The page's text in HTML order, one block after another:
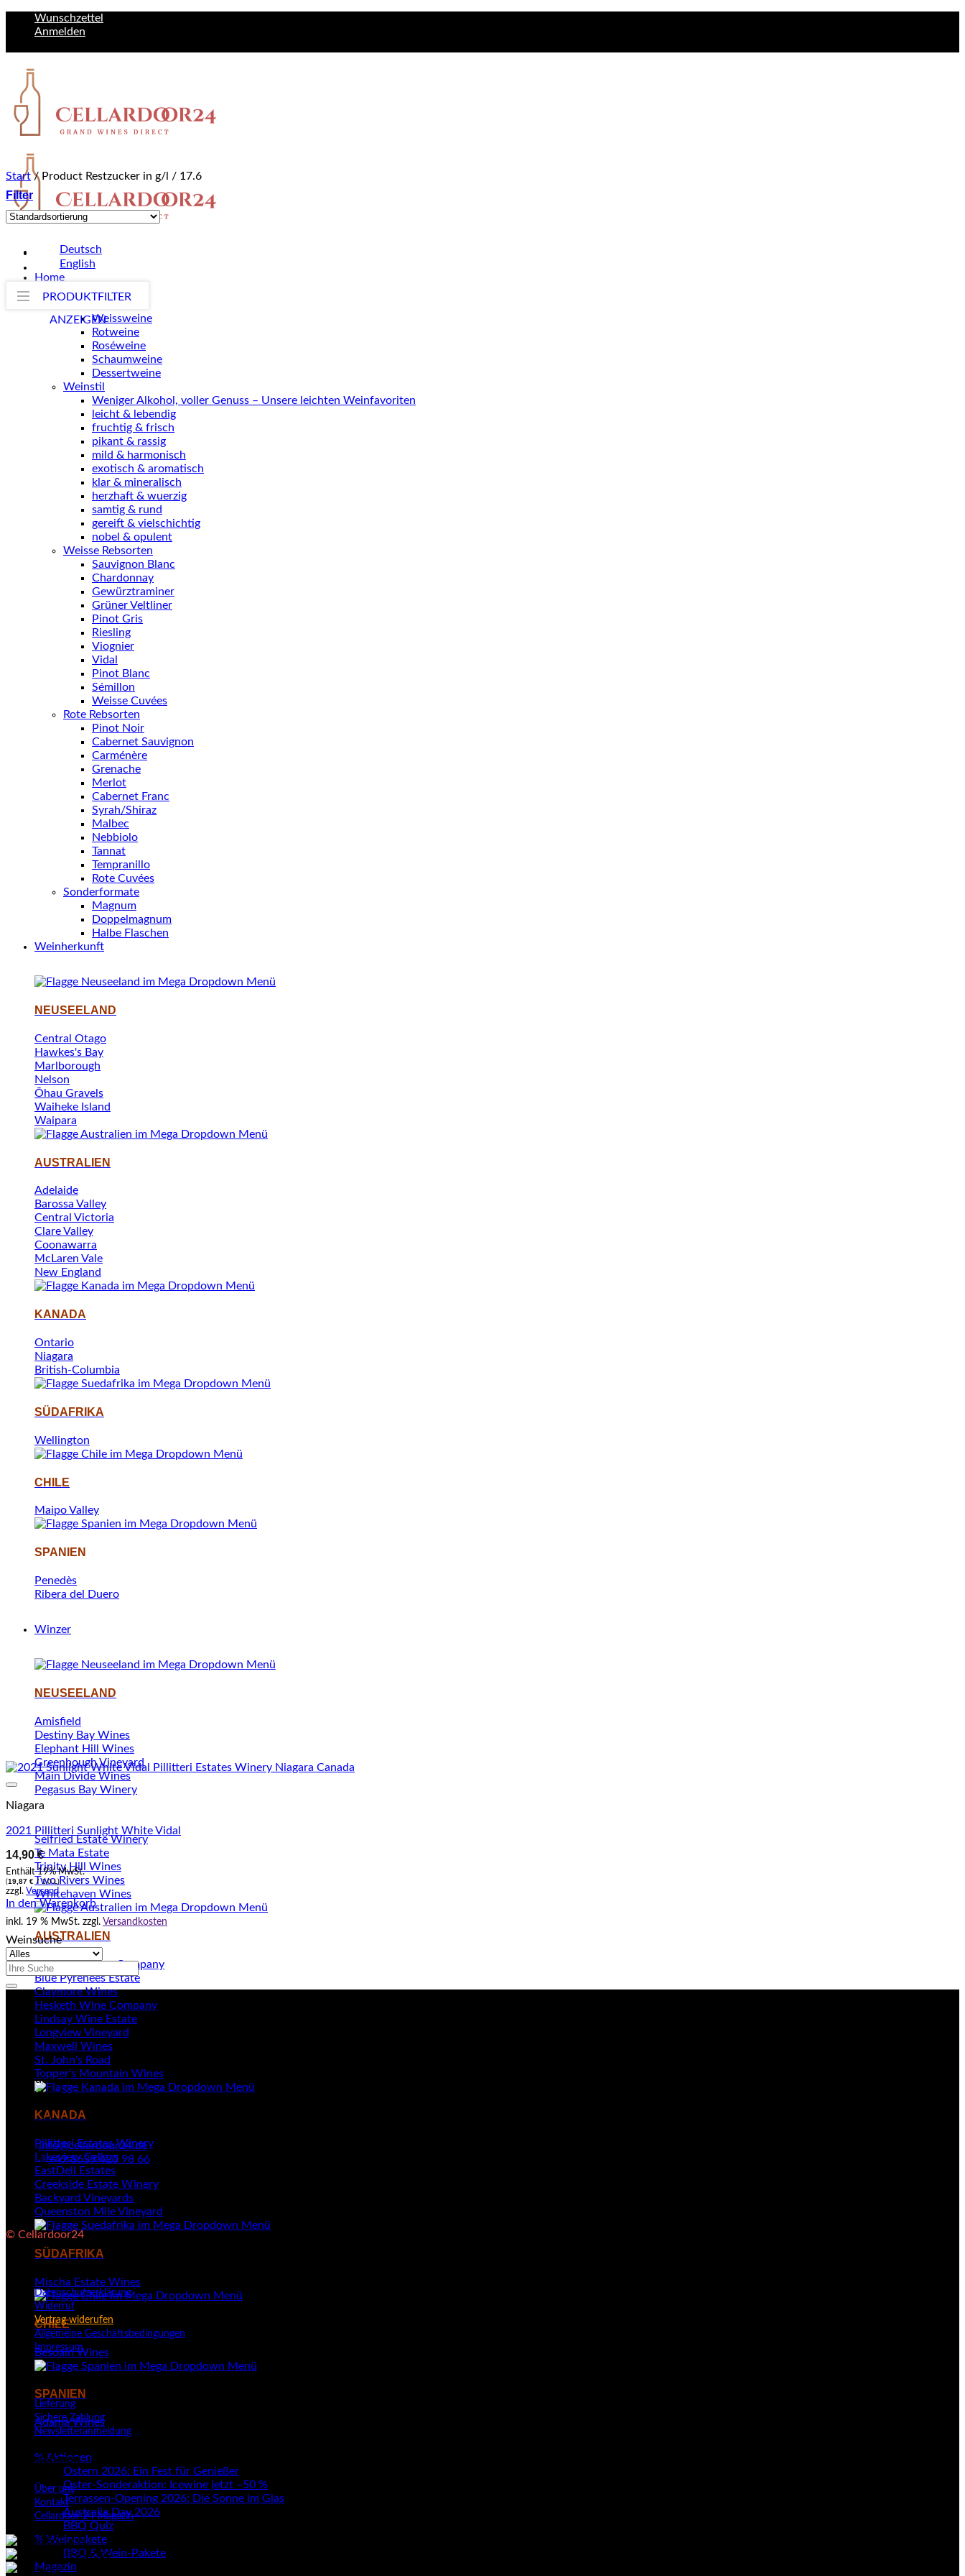
Wunschzettel
Anmelden
Deutsch
English
Home
Weine
Weissweine
Rotweine
Roséweine
Schaumweine
Dessertweine
Weinstil
Weniger Alkohol, voller Genuss – Unsere leichten Weinfavoriten
leicht & lebendig
fruchtig & frisch
pikant & rassig
mild & harmonisch
exotisch & aromatisch
klar & mineralisch
herzhaft & wuerzig
samtig & rund
gereift & vielschichtig
nobel & opulent
Weisse Rebsorten
Sauvignon Blanc
Chardonnay
Gewürztraminer
Grüner Veltliner
Pinot Gris
Riesling
Viognier
Vidal
Pinot Blanc
Sémillon
Weisse Cuvées
Rote Rebsorten
Pinot Noir
Cabernet Sauvignon
Carménère
Grenache
Merlot
Cabernet Franc
Syrah/Shiraz
Malbec
Nebbiolo
Tannat
Tempranillo
Rote Cuvées
Sonderformate
Magnum
Doppelmagnum
Halbe Flaschen
Weinherkunft
NEUSEELAND
Central Otago
Hawkes's Bay
Marlborough
Nelson
Ōhau Gravels
Waiheke Island
Waipara
AUSTRALIEN
Adelaide
Barossa Valley
Central Victoria
Clare Valley
Coonawarra
McLaren Vale
New England
KANADA
Ontario
Niagara
British-Columbia
SÜDAFRIKA
Wellington
CHILE
Maipo Valley
SPANIEN
Penedès
Ribera del Duero
Winzer
NEUSEELAND
Amisfield
Destiny Bay Wines
Elephant Hill Wines
Greenhough Vineyard
Main Divide Wines
Pegasus Bay Winery
Seifried Estate Winery
Te Mata Estate
Trinity Hill Wines
Two Rivers Wines
Whitehaven Wines
AUSTRALIEN
Aberdeen Wine Company
Blue Pyrenees Estate
Claymore Wines
Hesketh Wine Company
Lindsay Wine Estate
Longview Vineyard
Maxwell Wines
St. John's Road
Topper's Mountain Wines
KANADA
Pillitteri Estates Winery
Lakeview Cellars
EastDell Estates
Creekside Estate Winery
Backyard Vineyards
Queenston Mile Vineyard
SÜDAFRIKA
Mischa Estate Wines
CHILE
Besoain Wines
SPANIEN
Adamá Wines
% Aktionen
Ostern 2026: Ein Fest für Genießer
Oster-Sonderaktion: Icewine jetzt –50 %
Terrassen-Opening 2026: Die Sonne im Glas
Australia Day 2026
BBQ Quiz
% Weinpakete
BBQ & Wein-Pakete
Magazin
Start /Product Restzucker in g/l / 17.6
Filter
PRODUKTFILTER
ANZEIGEN
Niagara
2021 Pillitteri Sunlight White Vidal
14,90€
Enthält 19% MwSt.
(19,87 € / 1,0 L)
zzgl. Versand
In den Warenkorb
inkl. 19 % MwSt. zzgl. Versandkosten
Weinsuche
Suchen
Cellardoor24
Kellerweg 4
Deutschland
Email:info@cellardoor24.de
Telefon:+49 8639 420 98 66
© Cellardoor24
Rechtliche Informationen
Datenschutzerklärung
Widerruf
Vertrag widerufen
Allgemeine Geschäftsbedingungen
Impressum
Kundenservice
Lieferung
Sichere Zahlung
Newsletteranmeldung
Unternehmen
Über uns
Kontakt
Cellardoor 24 Magazin